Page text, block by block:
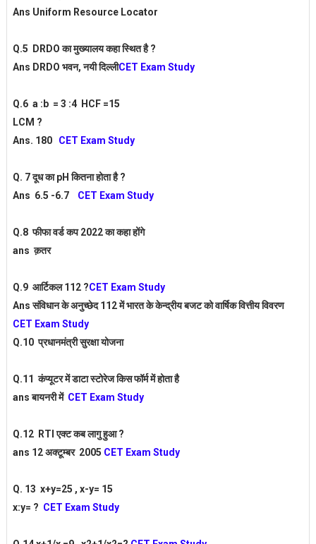
Ans Uniform Resource Locator
Q.5 DRDO का मुख्यालय कहा स्थित है ?
Ans DRDO भवन, नयी दिल्लीCET Exam Study
Q.6 a :b = 3 :4 HCF =15
LCM ?
Ans. 180 CET Exam Study
Q. 7 दूध का pH कितना होता है ?
Ans 6.5 -6.7 CET Exam Study
Q.8 फीफा वर्ड कप 2022 का कहा होंगे
ans क़तर
Q.9 आर्टिकल 112 ?CET Exam Study
Ans संविधान के अनुच्छेद 112 में भारत के केन्द्रीय बजट को वार्षिक वित्तीय विवरण
CET Exam Study
Q.10 प्रधानमंत्री सुरक्षा योजना
Q.11 कंप्यूटर में डाटा स्टोरेज किस फॉर्म में होता है
ans बायनरी में CET Exam Study
Q.12 RTI एक्ट कब लागु हुआ ?
ans 12 अक्टूम्बर 2005 CET Exam Study
Q. 13 x+y=25 , x-y= 15
x:y= ? CET Exam Study